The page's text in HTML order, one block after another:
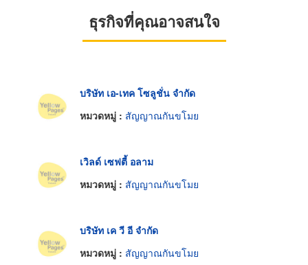
ธุรกิจที่คุณอาจสนใจ
บริษัท เอ-เทค โซลูชั่น จำกัด
หมวดหมู่ : สัญญาณกันขโมย
เวิลด์ เซฟตี้ อลาม
หมวดหมู่ : สัญญาณกันขโมย
บริษัท เค วี อี จำกัด
หมวดหมู่ : สัญญาณกันขโมย